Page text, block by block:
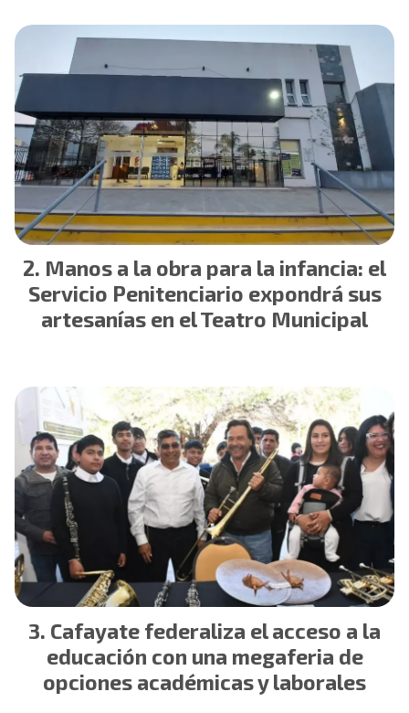
Manos a la obra para la infancia: el
Servicio Penitenciario expondrá sus
artesanías en el Teatro Municipal
Cafayate federaliza el acceso a la
educación con una megaferia de
opciones académicas y laborales